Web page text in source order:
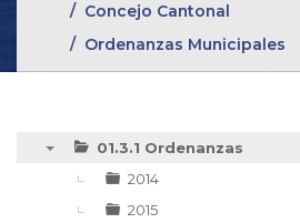
Concejo Cantonal
Ordenanzas Municipales
01.3.1 Ordenanzas
2014
2015